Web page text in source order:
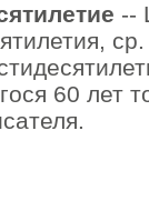
--
60 лет